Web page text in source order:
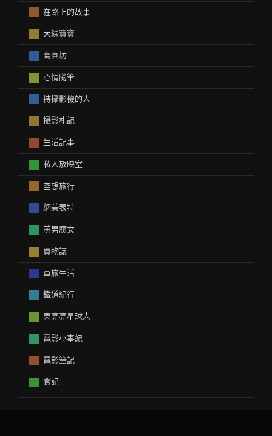
在路上的故事
天線寶寶
寫真坊
心情隨筆
持攝影機的人
攝影札記
生活記事
私人放映室
空想旅行
網美表特
萌男腐女
買物誌
軍旅生活
鐵道紀行
閃亮亮星球人
電影小事紀
電影筆記
食記